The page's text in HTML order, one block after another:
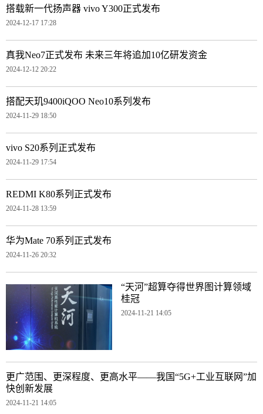
搭载新一代扬声器 vivo Y300正式发布
2024-12-17 17:28
真我Neo7正式发布 未来三年将追加10亿研发资金
2024-12-12 20:22
搭配天玑9400iQOO Neo10系列发布
2024-11-29 18:50
vivo S20系列正式发布
2024-11-29 17:54
REDMI K80系列正式发布
2024-11-28 13:59
华为Mate 70系列正式发布
2024-11-26 20:32
“天河”超算夺得世界图计算领域
桂冠
2024-11-21 14:05
更广范围、更深程度、更高水平——我国“5G+工业互联网”加
快创新发展
2024-11-21 14:05